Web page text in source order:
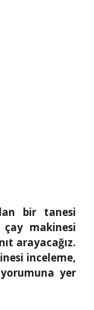
bir tanesi
çay makinesi
arayacağız.
inceleme,
yer